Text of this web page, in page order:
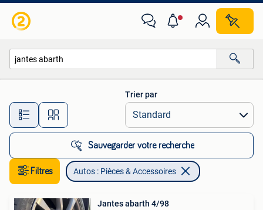
Toutes les distances…
Trier par
Sauvegarder votre recherche
Filtres Autos : Pièces & Accessoires
Jantes abarth 4/98